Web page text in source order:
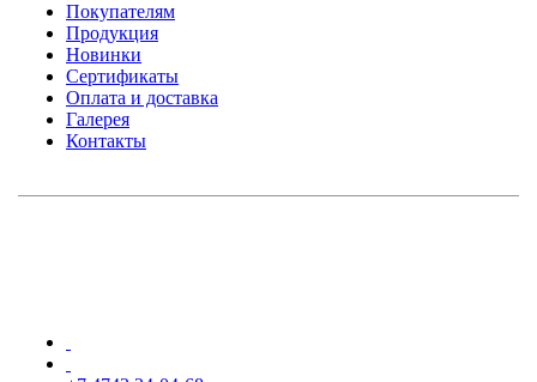
Покупателям
Продукция
Новинки
Сертификаты
Оплата и доставка
Галерея
Контакты